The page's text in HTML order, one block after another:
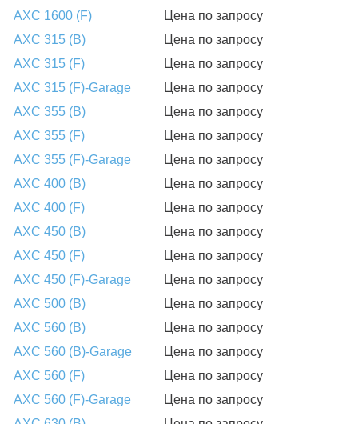
AXC 1600 (F)
Цена по запросу
AXC 315 (B)
Цена по запросу
AXC 315 (F)
Цена по запросу
AXC 315 (F)-Garage
Цена по запросу
AXC 355 (B)
Цена по запросу
AXC 355 (F)
Цена по запросу
AXC 355 (F)-Garage
Цена по запросу
AXC 400 (B)
Цена по запросу
AXC 400 (F)
Цена по запросу
AXC 450 (B)
Цена по запросу
AXC 450 (F)
Цена по запросу
AXC 450 (F)-Garage
Цена по запросу
AXC 500 (B)
Цена по запросу
AXC 560 (B)
Цена по запросу
AXC 560 (B)-Garage
Цена по запросу
AXC 560 (F)
Цена по запросу
AXC 560 (F)-Garage
Цена по запросу